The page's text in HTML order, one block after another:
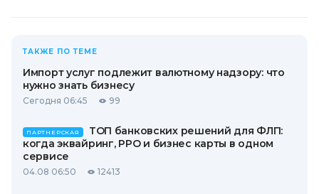
ТАКЖЕ ПО ТЕМЕ
Импорт услуг подлежит валютному надзору: что
нужно знать бизнесу
Сегодня 06:45 99
ПАРТНЕРСКАЯ
ТОП банковских решений для ФЛП:
когда эквайринг, РРО и бизнес карты в одном
сервисе
04.08 06:50 12413